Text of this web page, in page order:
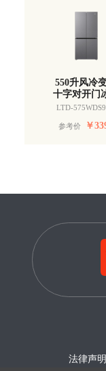
550升风冷
十字对开门
LTD-
参考价 ￥
法律声明